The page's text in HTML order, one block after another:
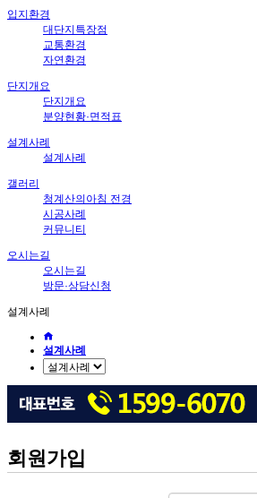
입지환경
대단지특장점
교통환경
자연환경
단지개요
단지개요
분양현황·면적표
설계사례
설계사례
갤러리
청계산의아침 전경
시공사례
커뮤니티
오시는길
오시는길
방문·상담신청
설계사례
설계사례
회원가입